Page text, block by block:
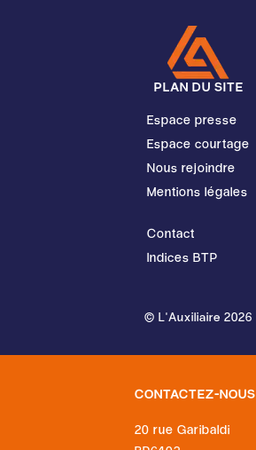
PLAN DU SITE
Espace presse
Espace courtage
Nous rejoindre
Mentions légales
Contact
Indices BTP
© L'Auxiliaire 2026
CONTACTEZ-NOUS
20 rue Garibaldi